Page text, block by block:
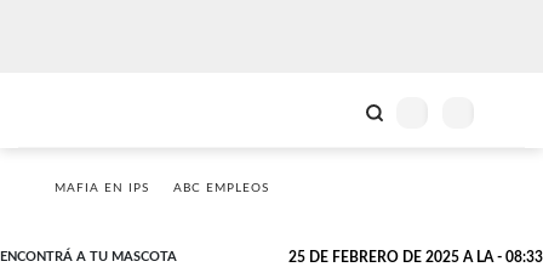
MAFIA EN IPS ABC EMPLEOS
ENCONTRÁ A TU MASCOTA 25 DE FEBRERO DE 2025 A LA - 08:33